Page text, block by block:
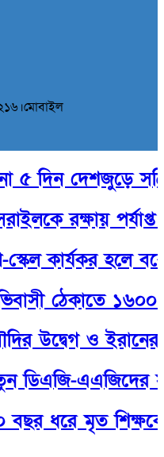
৫ দিন দেশজুড়ে
রক্ষায় পর্যাপ্ত
স্কেল কার্যকর হলে
ঠেকাতে ১৬০০
উদ্বেগ ও ইরানের
ডিএজি-এএজিদের
বছর ধরে মৃত